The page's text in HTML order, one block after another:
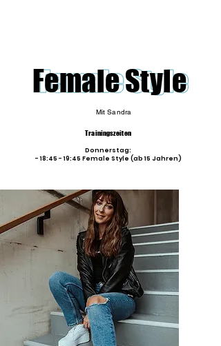
Female Style
Mit Sandra
Trainingszeiten
Donnerstag:
- 18:45 - 19:45 Female Style (ab 15 Jahren)